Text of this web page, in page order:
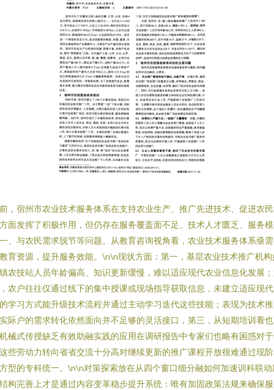
，宿州市农业技术服务体系在支持农业生产、推广先进技术、促进农
面发挥了积极作用，但仍存在服务覆盖面不足、技术人才匮乏、服务
、与农民需求脱节等问题。从教育咨询视角看，农业技术服务体系亟
育资源，提升服务效能。\n\n现状方面：第一，基层农业技术推广机构
农技站人员年龄偏高、知识更新缓慢，难以适应现代农业信息化发展
农户往往仅通过线下的集中授课或现场指导获取信息，未建立适应现
学习方式能升级技术流程并通过主动学习迭代这些技能；表现为技术
际户的需求转化依然面向并不足够的灵活接口，第三，从短期培训看
械式传授缺乏有效助融实践的应用在调研报告中专家们也略有困惑对
些劳动力转向省省交流十分高对继续更新的推广课程开放很难通过现
型的专科统一。\n\n对策探索放在从四个窗口细分融如何加速训科联动
构完善上才是通过内容变革稳步提升系统：唯有加固政策法规来确保